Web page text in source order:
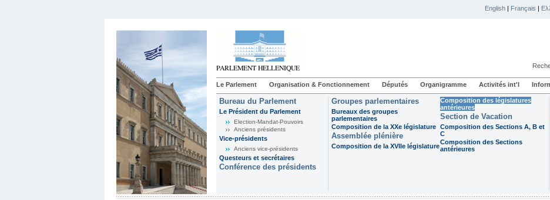
English | Français |
Le Parlement Organisation & Fonctionnement Députés Organigramme Activités int'l
Bureau du Parlement
Le Président du Parlement
Election-Mandat-Pouvoirs
Anciens présidents
Vice-présidents
Anciens vice-présidents
Questeurs et secrétaires
Conférence des présidents
Groupes parlementaires
Bureaux des groupes
parlementaires
Composition de la XXe législature
Assemblée plénière
Composition de la XVIIe législature
Composition des législatures
antérieures
Section de Vacation
Composition des Sections A, B et
C
Composition des Sections
antérieures